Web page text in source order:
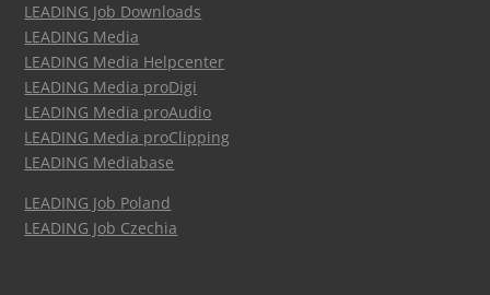
LEADING Job Downloads
LEADING Media
LEADING Media Helpcenter
LEADING Media proDigi
LEADING Media proAudio
LEADING Media proClipping
LEADING Mediabase
LEADING Job Poland
LEADING Job Czechia